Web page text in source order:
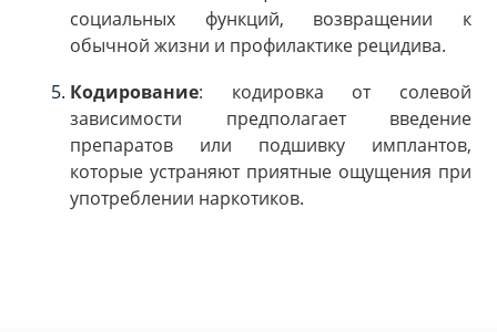
социальных функций, возвращении к
обычной жизни и профилактике рецидива.
Кодирование: кодировка от солевой
зависимости предполагает введение
препаратов или подшивку имплантов,
которые устраняют приятные ощущения при
употреблении наркотиков.